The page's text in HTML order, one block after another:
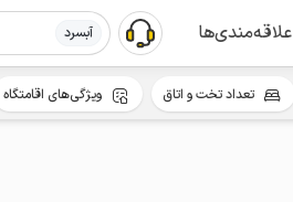
علاقه‌مندی‌ها آبسرد
تعداد تخت و اتاق ویژگی‌های اقامتگاه